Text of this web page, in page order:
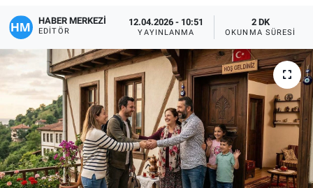
HABER MERKEZİ
EDITÖR
12.04.2026 - 10:51
YAYINLANMA
2 DK
OKUNMA SÜRESI
Eğitim
Yaşam
Kültür Sanat
Bilim ve Teknoloji
Genel
Haber Arşivi